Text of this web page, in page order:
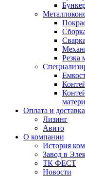
Резка
Оплата и доставка
Лизинг
Авито
О компании
История
Завод в
ТК ФЕСТ
Новости